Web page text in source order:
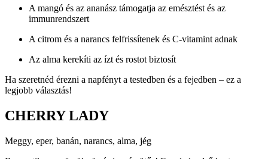
A mangó és az ananász támogatja az emésztést és az
immunrendszert
A citrom és a narancs felfrissítenek és C-vitamint adnak
Az alma kerekíti az ízt és rostot biztosít
Ha szeretnéd érezni a napfényt a testedben és a fejedben – ez a
legjobb választás!
CHERRY LADY
Meggy, eper, banán, narancs, alma, jég